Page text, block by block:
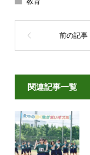
関連記事一覧